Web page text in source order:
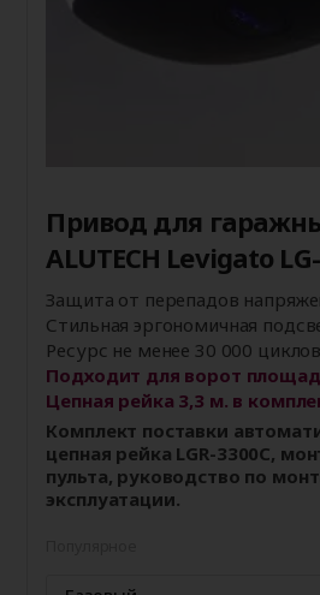
Привод для
ALUTECH Levigato
Защита от перепадов
Стильная эргономичная
Ресурс не менее 30 000
Подходит для ворот
Цепная рейка 3,3 м. в
Комплект поставки
цепная рейка LGR-3300C,
пульта, руководство по
эксплуатации.